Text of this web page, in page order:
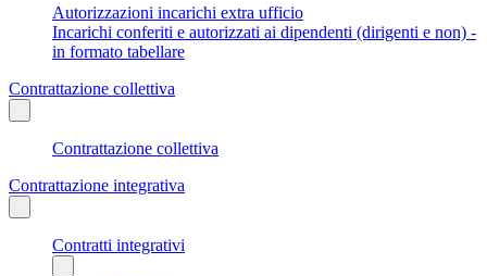
Autorizzazioni incarichi extra ufficio
Incarichi conferiti e autorizzati ai dipendenti (dirigenti e non) -
in formato tabellare
Contrattazione collettiva
Contrattazione collettiva
Contrattazione integrativa
Contratti integrativi